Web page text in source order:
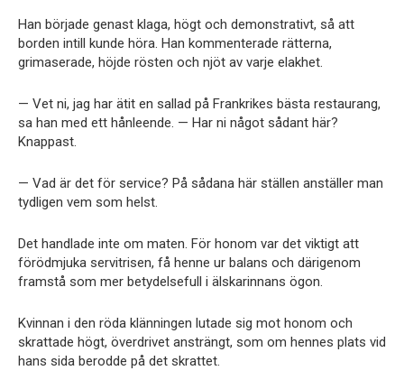
Han började genast klaga, högt och demonstrativt, så att
borden intill kunde höra. Han kommenterade rätterna,
grimaserade, höjde rösten och njöt av varje elakhet.
— Vet ni, jag har ätit en sallad på Frankrikes bästa restaurang,
sa han med ett hånleende. — Har ni något sådant här?
Knappast.
— Vad är det för service? På sådana här ställen anställer man
tydligen vem som helst.
Det handlade inte om maten. För honom var det viktigt att
förödmjuka servitrisen, få henne ur balans och därigenom
framstå som mer betydelsefull i älskarinnans ögon.
Kvinnan i den röda klänningen lutade sig mot honom och
skrattade högt, överdrivet ansträngt, som om hennes plats vid
hans sida berodde på det skrattet.